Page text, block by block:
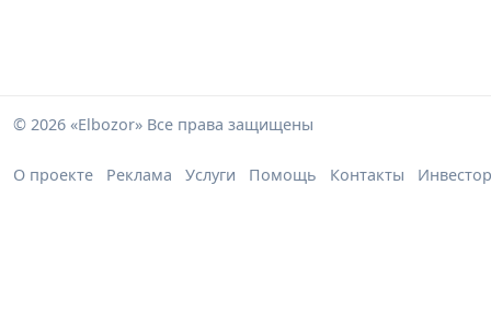
© 2026 «Elbozor» Все права защищены
О проекте Реклама Услуги Помощь Контакты